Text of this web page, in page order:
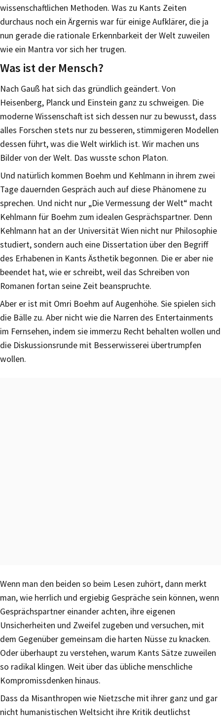
wissenschaftlichen Methoden. Was zu Kants Zeiten
durchaus noch ein Ärgernis war für einige Aufklärer, die ja
nun gerade die rationale Erkennbarkeit der Welt zuweilen
wie ein Mantra vor sich her trugen.
Was ist der Mensch?
Nach Gauß hat sich das gründlich geändert. Von
Heisenberg, Planck und Einstein ganz zu schweigen. Die
moderne Wissenschaft ist sich dessen nur zu bewusst, dass
alles Forschen stets nur zu besseren, stimmigeren Modellen
dessen führt, was die Welt wirklich ist. Wir machen uns
Bilder von der Welt. Das wusste schon Platon.
Und natürlich kommen Boehm und Kehlmann in ihrem zwei
Tage dauernden Gespräch auch auf diese Phänomene zu
sprechen. Und nicht nur „Die Vermessung der Welt“ macht
Kehlmann für Boehm zum idealen Gesprächspartner. Denn
Kehlmann hat an der Universität Wien nicht nur Philosophie
studiert, sondern auch eine Dissertation über den Begriff
des Erhabenen in Kants Ästhetik begonnen. Die er aber nie
beendet hat, wie er schreibt, weil das Schreiben von
Romanen fortan seine Zeit beanspruchte.
Aber er ist mit Omri Boehm auf Augenhöhe. Sie spielen sich
die Bälle zu. Aber nicht wie die Narren des Entertainments
im Fernsehen, indem sie immerzu Recht behalten wollen und
die Diskussionsrunde mit Besserwisserei übertrumpfen
wollen.
Wenn man den beiden so beim Lesen zuhört, dann merkt
man, wie herrlich und ergiebig Gespräche sein können, wenn
Gesprächspartner einander achten, ihre eigenen
Unsicherheiten und Zweifel zugeben und versuchen, mit
dem Gegenüber gemeinsam die harten Nüsse zu knacken.
Oder überhaupt zu verstehen, warum Kants Sätze zuweilen
so radikal klingen. Weit über das übliche menschliche
Kompromissdenken hinaus.
Dass da Misanthropen wie Nietzsche mit ihrer ganz und gar
nicht humanistischen Weltsicht ihre Kritik deutlichst